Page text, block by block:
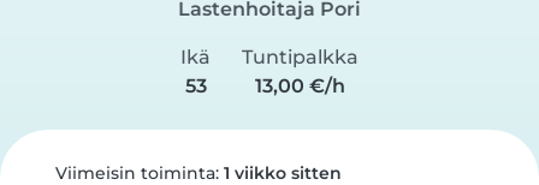
Lastenhoitaja Pori
Ikä
53
Tuntipalkka
13,00 €/h
Viimeisin toiminta: 1 viikko sitten